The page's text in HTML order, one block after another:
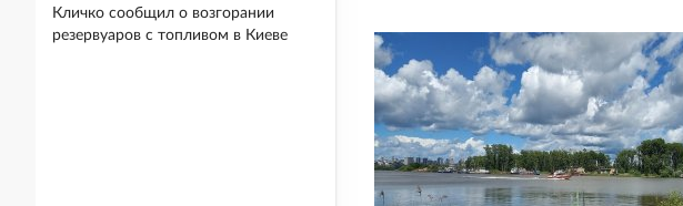
Кличко сообщил о возгорании
резервуаров с топливом в Киеве